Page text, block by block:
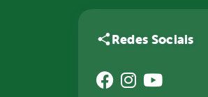
Redes Sociais